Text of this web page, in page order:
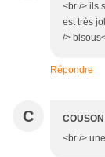
<br /> ils
est très
/>
Répondre
C COUSON
<br />